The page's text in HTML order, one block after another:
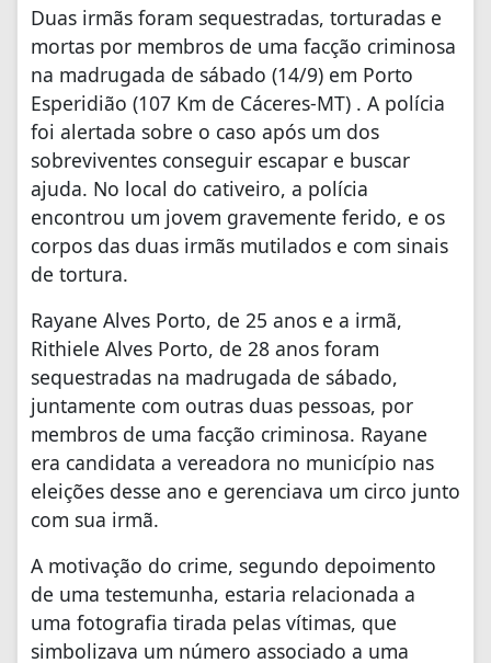
Duas irmãs foram sequestradas, torturadas e
mortas por membros de uma facção criminosa
na madrugada de sábado (14/9) em Porto
Esperidião (107 Km de Cáceres-MT) . A polícia
foi alertada sobre o caso após um dos
sobreviventes conseguir escapar e buscar
ajuda. No local do cativeiro, a polícia
encontrou um jovem gravemente ferido, e os
corpos das duas irmãs mutilados e com sinais
de tortura.
Rayane Alves Porto, de 25 anos e a irmã,
Rithiele Alves Porto, de 28 anos foram
sequestradas na madrugada de sábado,
juntamente com outras duas pessoas, por
membros de uma facção criminosa. Rayane
era candidata a vereadora no município nas
eleições desse ano e gerenciava um circo junto
com sua irmã.
A motivação do crime, segundo depoimento
de uma testemunha, estaria relacionada a
uma fotografia tirada pelas vítimas, que
simbolizava um número associado a uma